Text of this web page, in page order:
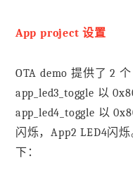
App project 设置
OTA demo 提供了 2
app_led3_toggle 以
app_led4_toggle 以
闪烁，App2 LED4闪
下：